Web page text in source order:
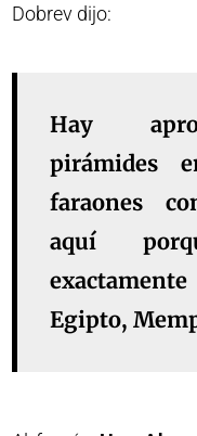
Dobrev dijo:
Hay
pirámides
faraones
aquí
Egipto,